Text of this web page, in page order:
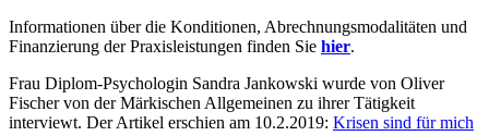
Informationen über die Konditionen, Abrechnungsmodalitäten und
Finanzierung der Praxisleistungen finden Sie hier.
Frau Diplom-Psychologin Sandra Jankowski wurde von Oliver
Fischer von der Märkischen Allgemeinen zu ihrer Tätigkeit
interviewt. Der Artikel erschien am 10.2.2019: Krisen sind für mich